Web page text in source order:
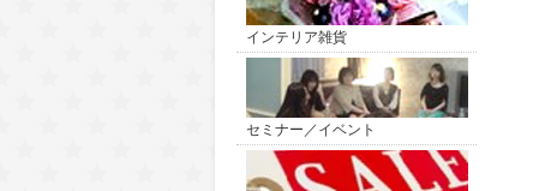
インテリア雑貨
セミナー／イベント